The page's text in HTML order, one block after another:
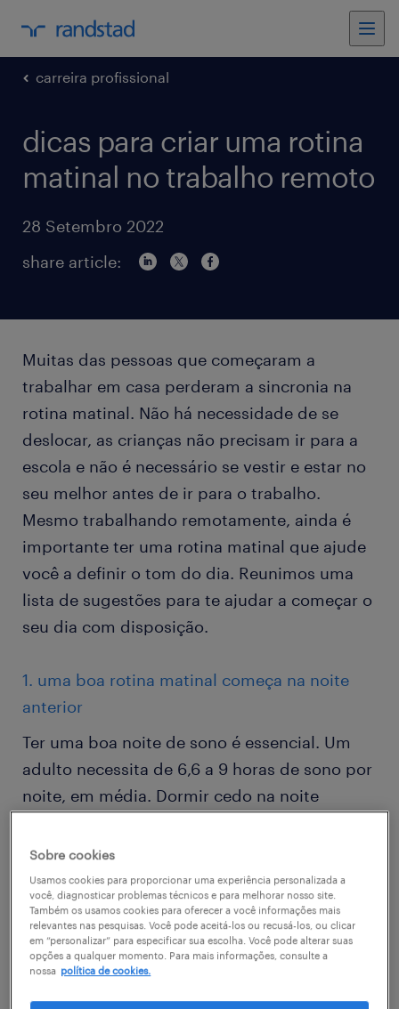
carreira profissional
dicas para criar uma rotina
matinal no trabalho remoto
28 Setembro 2022
share article:
Muitas das pessoas que começaram a
trabalhar em casa perderam a sincronia na
rotina matinal. Não há necessidade de se
deslocar, as crianças não precisam ir para a
escola e não é necessário se vestir e estar no
seu melhor antes de ir para o trabalho.
Mesmo trabalhando remotamente, ainda é
importante ter uma rotina matinal que ajude
você a definir o tom do dia. Reunimos uma
lista de sugestões para te ajudar a começar o
seu dia com disposição.
1. uma boa rotina matinal começa na noite
anterior
Ter uma boa noite de sono é essencial. Um
adulto necessita de 6,6 a 9 horas de sono por
noite, em média. Dormir cedo na noite
enfrentar o dia seguinte com disposição.
Estabeleça o objetivo de ir para a cama no
mesmo horário todas as noites e descansar
bastante. Nem sempre é fácil fazer isso, mas
logo você notará a diferença no seu nível de
energia.
Sobre cookies
Usamos cookies para proporcionar uma experiência personalizada a
você, diagnosticar problemas técnicos e para melhorar nosso site.
Também os usamos cookies para oferecer a você informações mais
relevantes nas pesquisas. Você pode aceitá-los ou recusá-los, ou clicar
em “personalizar” para especificar sua escolha. Você pode alterar suas
opções a qualquer momento. Para mais informações, consulte a
nossa política de cookies.